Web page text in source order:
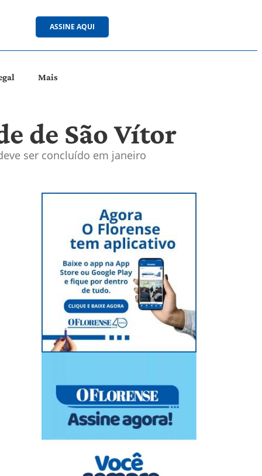
ASSINE AQUI
Mais
de São Vítor
ser concluído em janeiro